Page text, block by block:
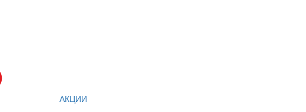
АКЦИИ